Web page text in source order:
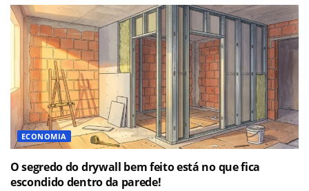
ECONOMIA
O segredo do drywall bem feito está no que fica
escondido dentro da parede!